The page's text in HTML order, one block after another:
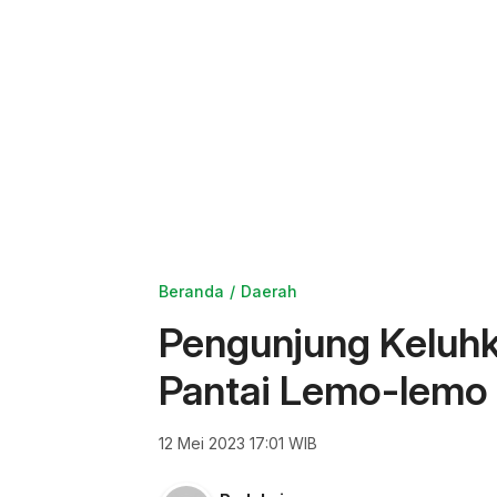
Beranda Daerah
Pengunjung
Pantai Lemo-
12 Mei 2023 17:01 WIB